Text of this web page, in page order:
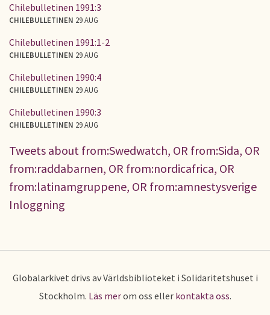
Chilebulletinen 1991:3
CHILEBULLETINEN 29 AUG
Chilebulletinen 1991:1-2
CHILEBULLETINEN 29 AUG
Chilebulletinen 1990:4
CHILEBULLETINEN 29 AUG
Chilebulletinen 1990:3
CHILEBULLETINEN 29 AUG
Tweets about from:Swedwatch, OR from:Sida, OR
from:raddabarnen, OR from:nordicafrica, OR
from:latinamgruppene, OR from:amnestysverige
Inloggning
Globalarkivet drivs av Världsbiblioteket i Solidaritetshuset i
Stockholm. Läs merom oss eller kontakta oss.